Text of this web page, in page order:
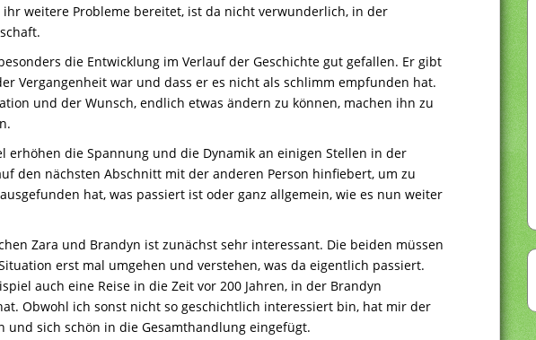
ihr weitere Probleme bereitet, ist da nicht verwunderlich, in der
die Entwicklung im Verlauf der Geschichte gut gefallen. Er gibt
Vergangenheit war und dass er es nicht als schlimm empfunden hat.
und der Wunsch, endlich etwas ändern zu können, machen ihn zu
erhöhen die Spannung und die Dynamik an einigen Stellen in der
den nächsten Abschnitt mit der anderen Person hinfiebert, um zu
hat, was passiert ist oder ganz allgemein, wie es nun weiter
Zara und Brandyn ist zunächst sehr interessant. Die beiden müssen
erst mal umgehen und verstehen, was da eigentlich passiert.
auch eine Reise in die Zeit vor 200 Jahren, in der Brandyn
Obwohl ich sonst nicht so geschichtlich interessiert bin, hat mir der
und sich schön in die Gesamthandlung eingefügt.